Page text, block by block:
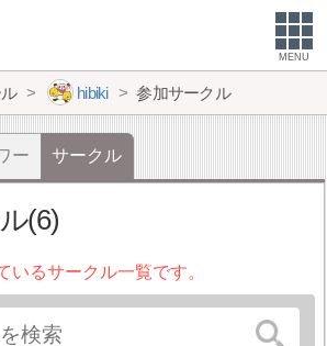
MENU
hibiki 参加サークル
ー サークル
(6)
いるサークル一覧です。